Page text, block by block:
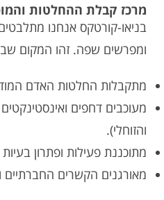
מרכז קבלת ההחלטות
בניאו-קורטקס אנחנו
ומפרשים שפה. זהו המקום
מתקבלות החלטות האדם
מעוכבים דחפים
והזוחלי).
מתוכננת פעילות ופתרון
מאורגנים הקשרים החברתיים